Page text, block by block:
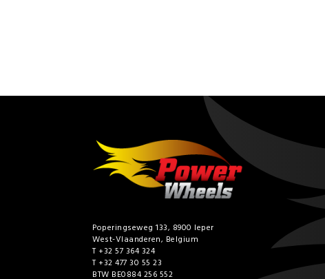
Poperingseweg 133, 8900 Ieper
West-Vlaanderen, Belgium
T +32 57 364 324
T +32 477 30 55 23
BTW BE0884 256 552